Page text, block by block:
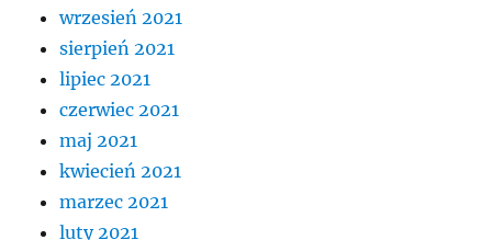
wrzesień 2021
sierpień 2021
lipiec 2021
czerwiec 2021
maj 2021
kwiecień 2021
marzec 2021
luty 2021